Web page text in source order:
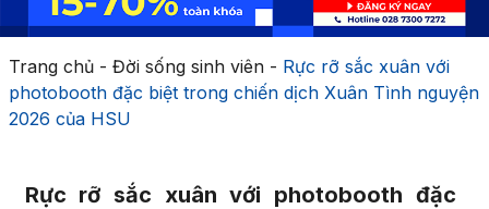
Trang chủ- Đời sống sinh viên- Rực rỡ sắc xuân với
photobooth đặc biệt trong chiến dịch Xuân Tình nguyện
2026 của HSU
Rực rỡ sắc xuân với photobooth đặc